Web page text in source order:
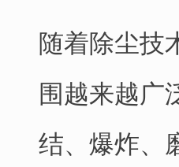
随着除尘技
围越来越广
结、爆炸、